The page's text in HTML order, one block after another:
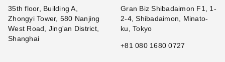
35th floor, Building A,
Zhongyi Tower, 580 Nanjing
West Road, Jing'an District,
Shanghai
Gran Biz Shibadaimon F1, 1-
2-4, Shibadaimon, Minato-
ku, Tokyo
+81 080 1680 0727